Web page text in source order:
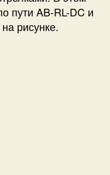
пути AB-RL-DC и
рисунке.